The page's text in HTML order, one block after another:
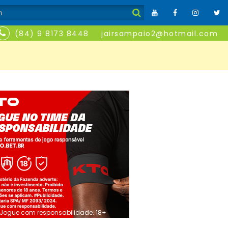
(84) 9 8173 8448 jairsampaio2@hotmail.com
Jogue com responsabilidade. 18+